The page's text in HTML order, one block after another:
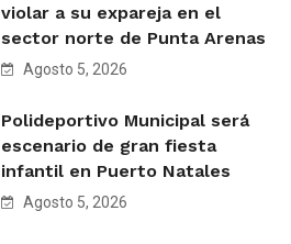
violar a su expareja en el
sector norte de Punta Arenas
Agosto 5, 2026
Polideportivo Municipal será
escenario de gran fiesta
infantil en Puerto Natales
Agosto 5, 2026